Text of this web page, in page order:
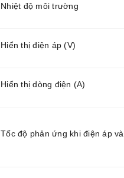
Nhiệt độ môi trường
Hiển thị điện áp (V)
Hiển thị dòng điện (A)
Tốc độ phản ứng khi điện áp